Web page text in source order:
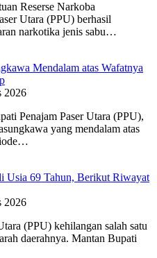
Reserse Narkoba
Utara (PPU) berhasil
narkotika jenis sabu…
Mendalam atas Wafatnya
2026
Penajam Paser Utara (PPU),
yang mendalam atas
Usia 69 Tahun, Berikut Riwayat
2026
(PPU) kehilangan salah satu
daerahnya. Mantan Bupati